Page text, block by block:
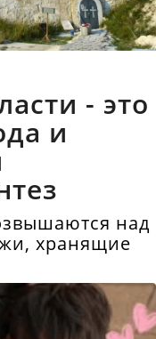
- это
и
над
хранящие